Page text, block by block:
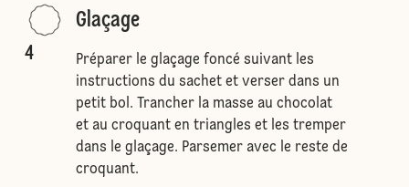
4
Glaçage
Préparer le glaçage foncé suivant les
instructions du sachet et verser dans un
petit bol. Trancher la masse au chocolat
et au croquant en triangles et les tremper
dans le glaçage. Parsemer avec le reste de
croquant.